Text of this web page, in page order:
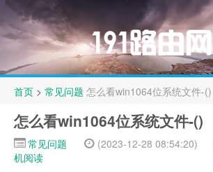
首页 > 常见问题 怎么看win1064位系统文件-()
怎么看win1064位系统文件-()
常见问题 (2023-12-28 08:54:20)
机阅读